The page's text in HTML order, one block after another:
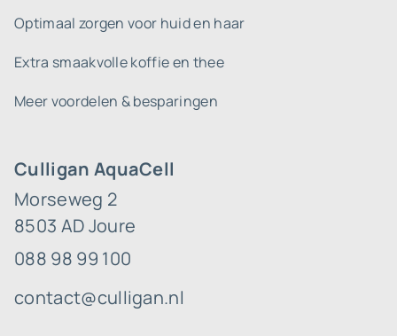
Culligan AquaCell
Morseweg 2
8503 AD Joure
088 98 99 100
contact@culligan.nl
Optimaal zorgen voor huid en haar
Extra smaakvolle koffie en thee
Meer voordelen & besparingen